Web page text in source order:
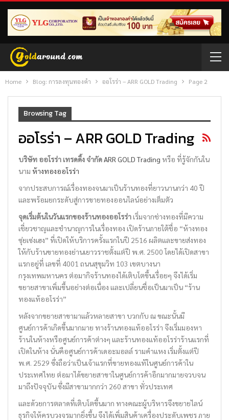
Home Blog: การลงทุนทองคำ ออโรร่า – ARR GOLD Trading Page 2
Browsing Tag
ออโรร่า – ARR GOLD Trading
บริษัท ออโรร่า เทรดดิ้ง จำกัด ARR GOLD Trading หรือ ที่รู้จักกันใน
นาม ห้างทองออโรร่า
จากประสบการณ์เรื่องทองจนมาเป็นร้านทองที่ยาวนานกว่า 40 ปี
และพร้อมยกระดับสู่การขายทองออนไลน์อย่างเต็มตัว
จุดเริ่มต้นในวันแรกของร้านทองออโรร่า เริ่มจากช่างทองที่มีความ
เชี่ยวชาญและชำนาญการในเรื่องทอง เปิดร้านภายใต้ชื่อ “ห้างทอง
ซุ่ยเซ่งเฮง” ที่เปิดให้บริการครั้งแรกในปี 2516 ผลิตและขายส่งทอง
ให้กับร้านขายทองย่านเยาวราชตั้งแต่ปี พ.ศ. 2500 โดยได้เปิดสาขา
แรกอยู่ที่ เลขที่ 4001 ถนนสุขุมวิท 103 เขตบางนา
กรุงเทพมหานคร ต่อมากิจร้านทองได้เติบโตขึ้นเรื่อยๆ จึงได้เริ่ม
ขยายสาขาเพิ่มขึ้นอย่างต่อเนื่อง และเปลี่ยนชื่อเป็นมาเป็น “ร้าน
ทองแท้ออโรร่า”
หลังจากขยายสาขามาแล้วหลายสาขา บวกกับ ณ ขณะนั้นมี
ศูนย์การค้าเกิดขึ้นมากมาย ทางร้านทองแท้ออโรร่า จึงเริ่มมองหา
ร้านในห้างหรือศูนย์การค้าต่างๆ และร้านทองแท้ออโรร่าร้านแรกที่
เปิดในห้าง นั่นคือศูนย์การค้าเดอะมอลล์ รามคำแหง เริ่มตั้งแต่ปี
พ.ศ. 2529 ซึ่งถือว่าเป็นเจ้าแรกที่ขายทองแท้ในศูนย์การค้าใน
ประเทศไทย ต่อมาได้ขยายสาขาในศูนย์การค้าอีกมากมายจวบจน
มาถึงปัจจุบัน ซึ่งมีสาขามากกว่า 260 สาขา ทั่วประเทศ
และด้วยการตลาดที่เติบโตขึ้นมาก ทางคณะผู้บริหารจึงขยายไลน์
ธุรกิจให้ครบวงจรมากยิ่งขึ้น จึงได้เพิ่มสินค้าเครื่องประดับเพชร ภาย